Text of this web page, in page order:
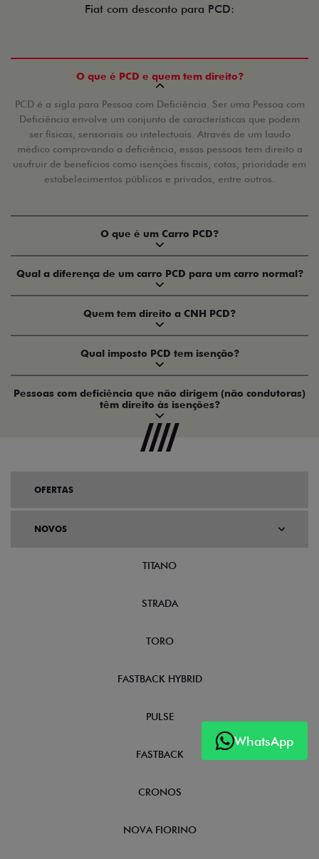
Fiat com desconto para PCD:
O que é PCD e quem tem direito?
PCD é a sigla para Pessoa com Deficiência. Ser uma Pessoa com
Deficiência envolve um conjunto de características que podem
ser físicas, sensoriais ou intelectuais. Através de um laudo
médico comprovando a deficiência, essas pessoas tem direito a
usufruir de benefícios como isenções fiscais, cotas, prioridade em
estabelecimentos públicos e privados, entre outros.
O que é um Carro PCD?
Qual a diferença de um carro PCD para um carro normal?
Quem tem direito a CNH PCD?
Qual imposto PCD tem isenção?
Pessoas com deficiência que não dirigem (não condutoras)
têm direito às isenções?
WhatsApp
OFERTAS
NOVOS
TITANO
STRADA
TORO
FASTBACK HYBRID
PULSE
FASTBACK
CRONOS
NOVA FIORINO